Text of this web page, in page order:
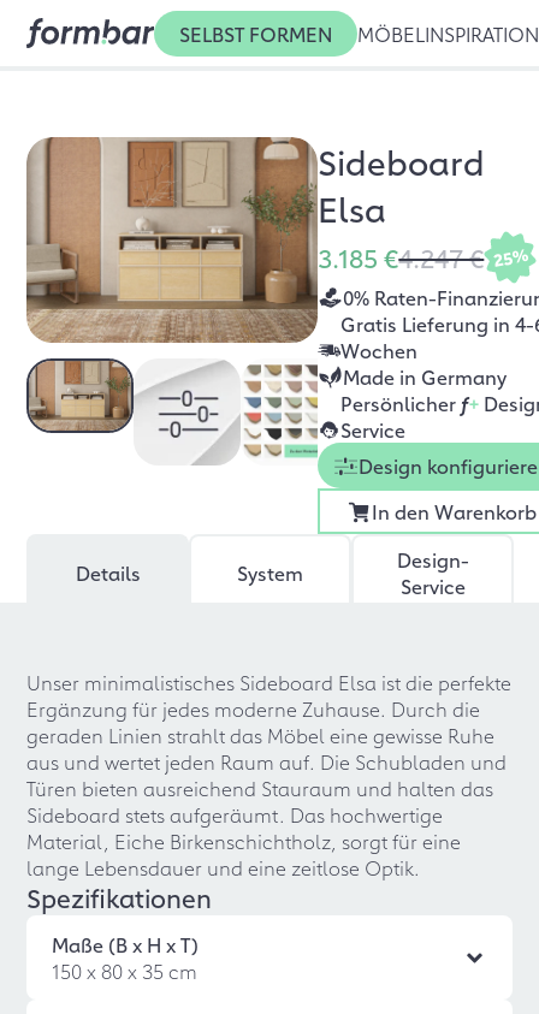
SELBST FORMEN MÖBEL INSPIRATION
Sideboard
Elsa
3.185 €4.247 € 25%
0% Raten-
Gratis Lieferung in 4-
Wochen
Made in Germany
Persönlicher f+
Service
Design
In den Warenkorb
Details System
Design-
Service
Unser minimalistisches Sideboard Elsa ist die perfekte
Ergänzung für jedes moderne Zuhause. Durch die
geraden Linien strahlt das Möbel eine gewisse Ruhe
aus und wertet jeden Raum auf. Die Schubladen und
Türen bieten ausreichend Stauraum und halten das
Sideboard stets aufgeräumt. Das hochwertige
Material, Eiche Birkenschichtholz, sorgt für eine
lange Lebensdauer und eine zeitlose Optik.
Spezifikationen
Maße (B x H x T)
150 x 80 x 35 cm